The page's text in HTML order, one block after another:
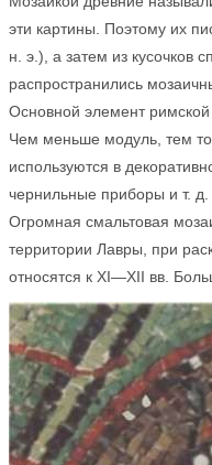
эти картины. Поэтому их
н. э.), а затем из кусочков
распространились
Основной элемент
Чем меньше модуль, тем
используются в
чернильные приборы и т.
Огромная смальтовая
территории Лавры, при
относятся к XI—XII вв.